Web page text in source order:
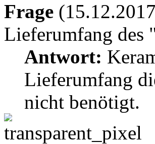
Frage
Lieferumfang des
Antwort:
Lieferumfang
nicht benötigt.